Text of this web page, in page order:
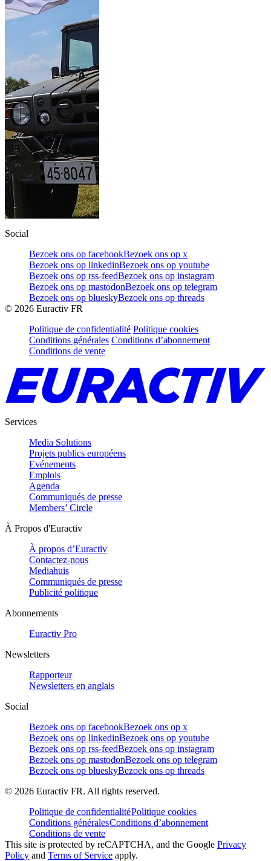
Social
Bezoek ons op facebookBezoek ons op x
Bezoek ons op linkedinBezoek ons op youtube
Bezoek ons op rss-feedBezoek ons op instagram
Bezoek ons op mastodonBezoek ons op telegram
Bezoek ons op blueskyBezoek ons op threads
© 2026 Euractiv FR
Politique de confidentialité Politique cookies
Conditions générales Conditions d’abonnement
Conditions de vente
Services
Media Solutions
Projets publics européens
Evénements
Emplois
Agenda
Communiqués de presse
Members’ Circle
À Propos d'Euractiv
À propos d’Euractiv
Contactez-nous
Mediahuis
Communiqués de presse
Publicité politique
Abonnements
Euractiv Pro
Newsletters
Rapporteur
Newsletters en anglais
Social
Bezoek ons op facebookBezoek ons op x
Bezoek ons op linkedinBezoek ons op youtube
Bezoek ons op rss-feedBezoek ons op instagram
Bezoek ons op mastodonBezoek ons op telegram
Bezoek ons op blueskyBezoek ons op threads
© 2026 Euractiv FR. All rights reserved.
Politique de confidentialitéPolitique cookies
Conditions généralesConditions d’abonnement
Conditions de vente
This site is protected by reCAPTCHA, and the Google Privacy
Policy and Terms of Service apply.